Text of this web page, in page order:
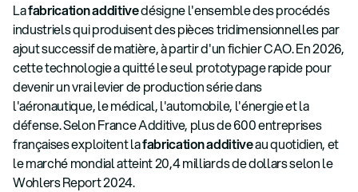
Lafabrication additivedésigne l'ensemble des procédés
industriels qui produisent des pièces tridimensionnelles par
ajout successif de matière, à partir d'un fichier CAO. En 2026,
cette technologie a quitté le seul prototypage rapide pour
devenir un vrai levier de production série dans
l'aéronautique, le médical, l'automobile, l'énergie et la
défense. Selon France Additive, plus de 600 entreprises
françaises exploitent lafabrication additiveau quotidien, et
le marché mondial atteint 20,4 milliards de dollars selon le
Wohlers Report 2024.